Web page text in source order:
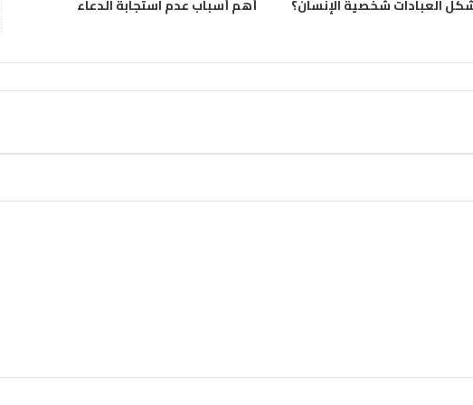
العبادات شخصية الإنسان؟ أهم أسباب عدم استجابة الدعاء